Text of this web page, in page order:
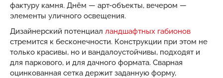
фактуру камня. Днём — арт-объекты, вечером —
элементы уличного освещения.
Дизайнерский потенциал ландшафтных габионов
стремится к бесконечности. Конструкции при этом не
только красивы, но и вандалоустойчивы, подходят и
для паркового, и для дачного формата. Сварная
оцинкованная сетка держит заданную форму,